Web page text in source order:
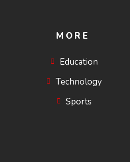
MORE
Education
Technology
Sports